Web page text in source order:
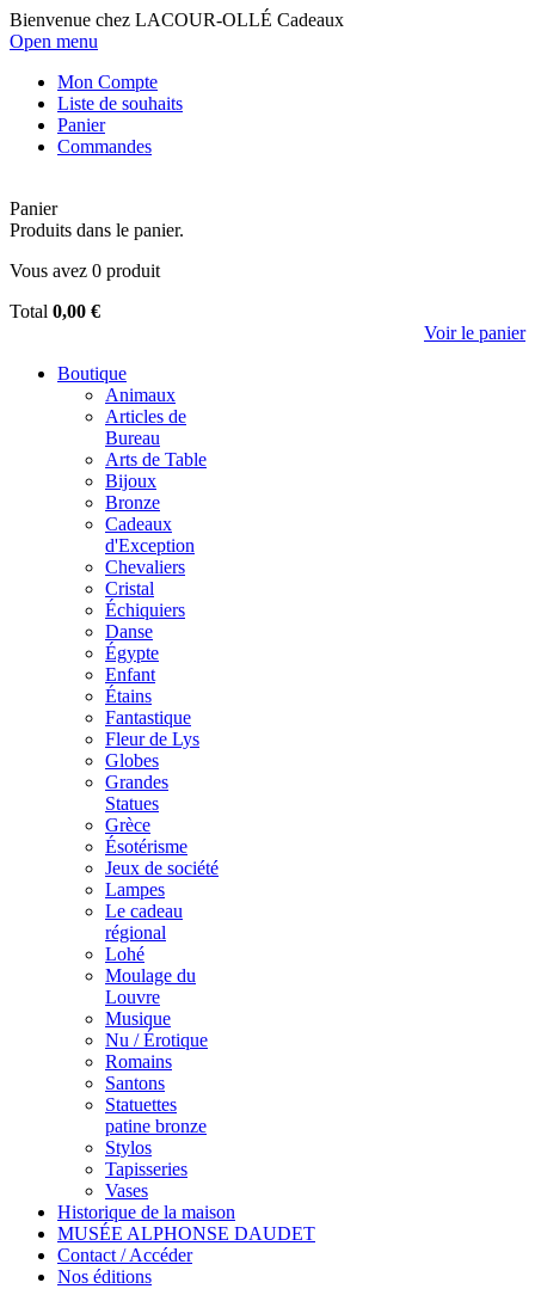
Bienvenue chez LACOUR-OLLÉ Cadeaux
Open menu
Mon Compte
Liste de souhaits
Panier
Commandes
Panier
Produits dans le panier.
Vous avez 0 produit
Total 0,00 €
Voir le panier
Boutique
Animaux
Articles de
Bureau
Arts de Table
Bijoux
Bronze
Cadeaux
d'Exception
Chevaliers
Cristal
Échiquiers
Danse
Égypte
Enfant
Étains
Fantastique
Fleur de Lys
Globes
Grandes
Statues
Grèce
Ésotérisme
Jeux de société
Lampes
Le cadeau
régional
Lohé
Moulage du
Louvre
Musique
Nu / Érotique
Romains
Santons
Statuettes
patine bronze
Stylos
Tapisseries
Vases
Historique de la maison
MUSÉE ALPHONSE DAUDET
Contact / Accéder
Nos éditions